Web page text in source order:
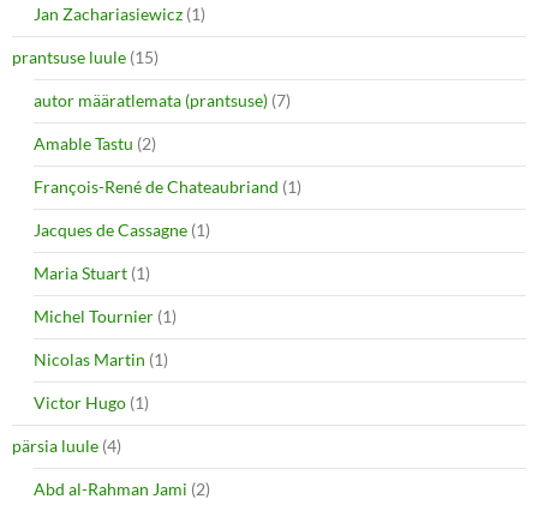
Jan Zachariasiewicz (1)
prantsuse luule (15)
autor määratlemata (prantsuse) (7)
Amable Tastu (2)
François-René de Chateaubriand (1)
Jacques de Cassagne (1)
Maria Stuart (1)
Michel Tournier (1)
Nicolas Martin (1)
Victor Hugo (1)
pärsia luule (4)
Abd al-Rahman Jami (2)